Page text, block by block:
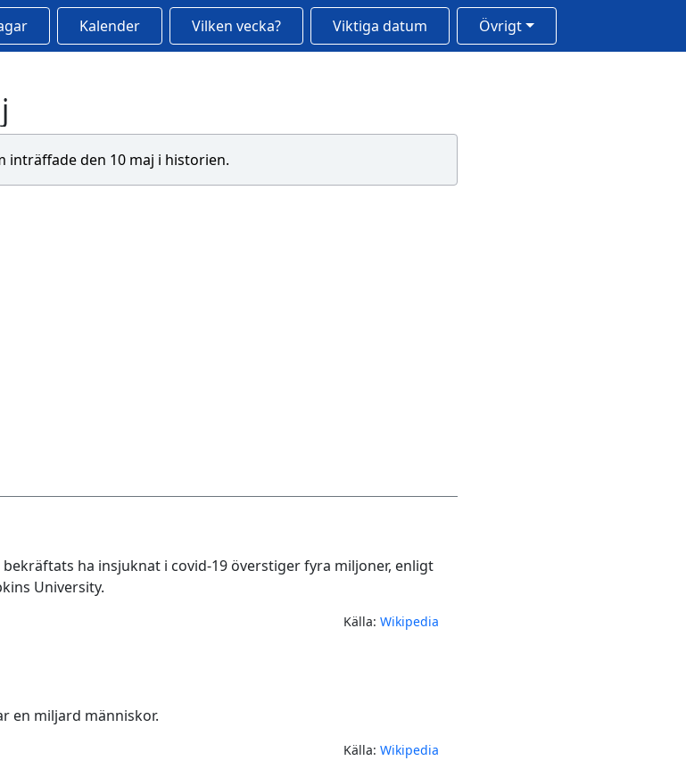
Kalender Vilken vecka? Viktiga datum Övrigt
inträffade den 10 maj i historien.
ha insjuknat i covid-19 överstiger fyra miljoner, enligt
University.
Källa: Wikipedia
en miljard människor.
Källa: Wikipedia